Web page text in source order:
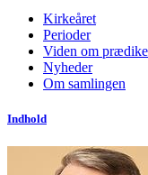
Kirkeåret
Perioder
Viden om
Nyheder
Om samlingen
Indhold